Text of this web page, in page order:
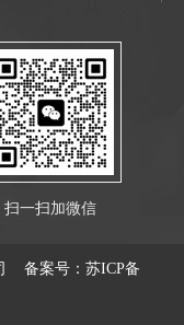
输变电物联网传感器-无线
监测传感器-有线
输变电监测传感器-有线
在线监测系统
综合监控系统
廊综合监控系统
电在线监测系统
扫一扫加微信
司备案号：苏ICP备